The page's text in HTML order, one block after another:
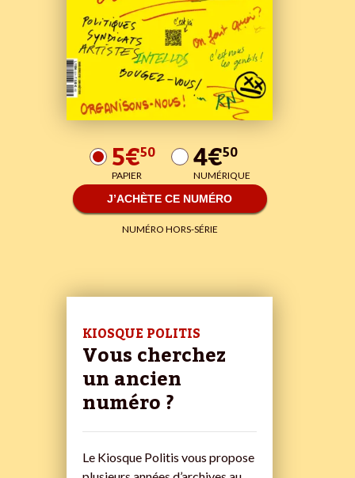
5€50
PAPIER 4€50
NUMÉRIQUE
J’ACHÈTE CE NUMÉRO
NUMÉRO HORS-SÉRIE
KIOSQUE POLITIS
Vous cherchez
un ancien
numéro ?
Le Kiosque Politis vous propose